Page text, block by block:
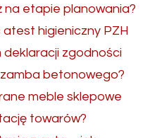
na etapie planowania?
higieniczny PZH
zgodności
betonowego?
meble sklepowe
towarów?